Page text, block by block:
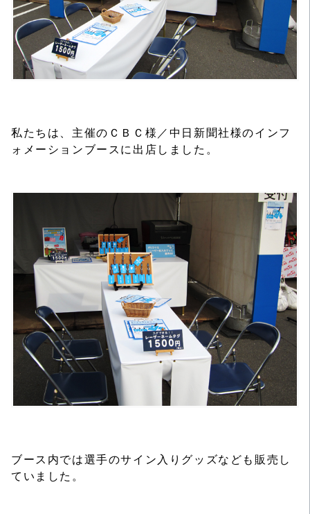
私たちは、主催のＣＢＣ様／中日新聞社様のインフ
ォメーションブースに出店しました。
ブース内では選手のサイン入りグッズなども販売し
ていました。